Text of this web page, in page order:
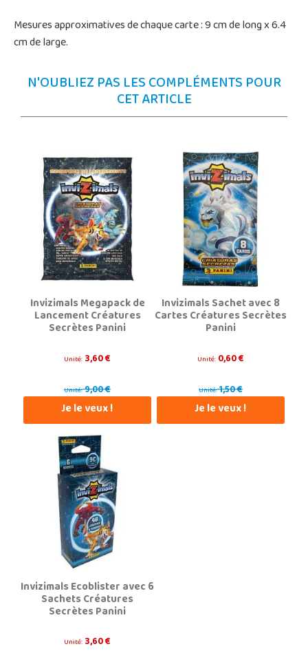
Mesures approximatives de chaque carte : 9 cm de long x 6.4
cm de large.
N'OUBLIEZ PAS LES COMPLÉMENTS POUR
CET ARTICLE
Invizimals Megapack de
Lancement Créatures
Secrètes Panini
Unité:3,60 €
Unité:9,00 €
Je le veux !
Invizimals Sachet avec 8
Cartes Créatures Secrètes
Panini
Unité:0,60 €
Unité:1,50 €
Je le veux !
Invizimals Ecoblister avec 6
Sachets Créatures
Secrètes Panini
Unité:3,60 €